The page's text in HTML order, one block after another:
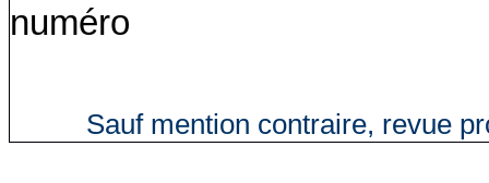
numéro
Sauf mention contraire, revue